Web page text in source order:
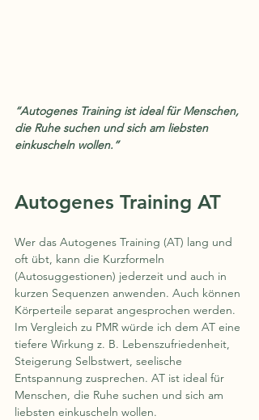
“Autogenes Training ist ideal für Menschen,
die Ruhe suchen und sich am liebsten
einkuscheln wollen.”
Autogenes Training AT
Wer das Autogenes Training (AT) lang und
oft übt, kann die Kurzformeln
(Autosuggestionen) jederzeit und auch in
kurzen Sequenzen anwenden. Auch können
Körperteile separat angesprochen werden.
Im Vergleich zu PMR würde ich dem AT eine
tiefere Wirkung z. B. Lebenszufriedenheit,
Steigerung Selbstwert, seelische
Entspannung zusprechen. AT ist ideal für
Menschen, die Ruhe suchen und sich am
liebsten einkuscheln wollen.